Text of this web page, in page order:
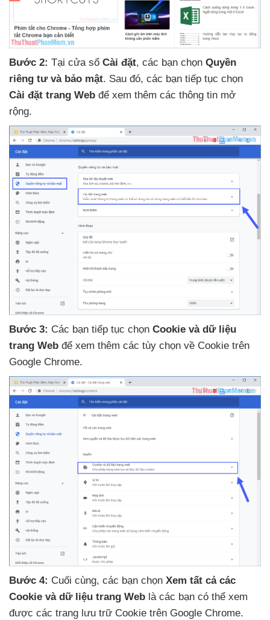
Bước 2: Tại cửa sổ Cài đặt, các bạn chọn Quyền
riêng tư và bảo mật. Sau đó, các bạn tiếp tục chọn
Cài đặt trang Web để xem thêm các thông tin mở
rộng.
Bước 3: Các bạn tiếp tục chọn Cookie và dữ liệu
trang Web để xem thêm các tùy chọn về Cookie trên
Google Chrome.
Bước 4: Cuối cùng, các bạn chọn Xem tất cả các
Cookie và dữ liệu trang Web là các bạn có thể xem
được các trang lưu trữ Cookie trên Google Chrome.